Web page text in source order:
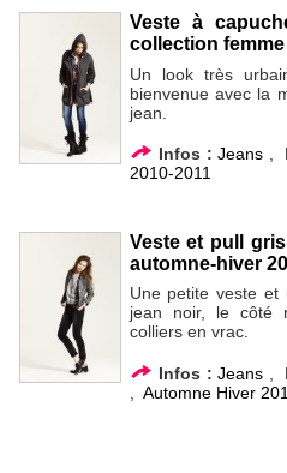
Veste à
collection
Un look très
bienvenue avec la
jean.
Infos : Jeans
2010-2011
Veste et pull
automne-hiver
Une petite veste et
jean noir, le côté
colliers en vrac.
Infos : Jeans
Automne Hiver